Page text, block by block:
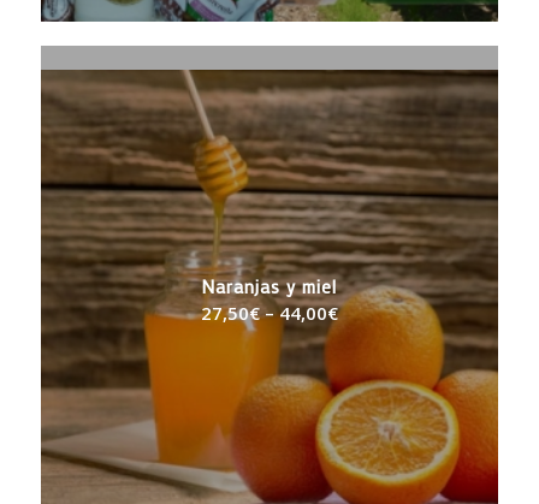
Naranjas y mermelada de naranja
24,00€–41,00€
Naranjas y miel
27,50€–44,00€